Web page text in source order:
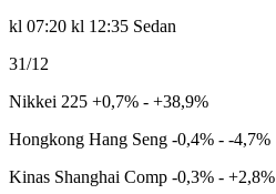
kl 07:20 kl 12:35 Sedan
31/12
Nikkei 225 +0,7% - +38,9%
Hongkong Hang Seng -0,4% - -4,7%
Kinas Shanghai Comp -0,3% - +2,8%